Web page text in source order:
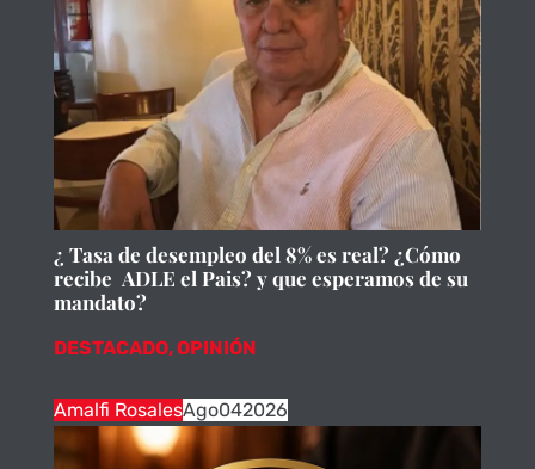
¿ Tasa de desempleo del 8% es real? ¿Cómo
recibe ADLE el Pais? y que esperamos de su
mandato?
DESTACADO,OPINIÓN
Amalfi RosalesAgo042026